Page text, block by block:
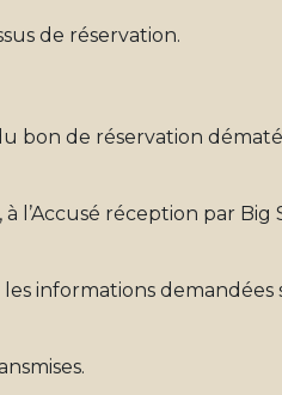
de réservation.
bon de réservation
l’Accusé réception par Big
informations demandées